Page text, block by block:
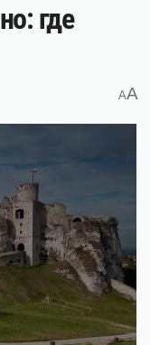
где
AA